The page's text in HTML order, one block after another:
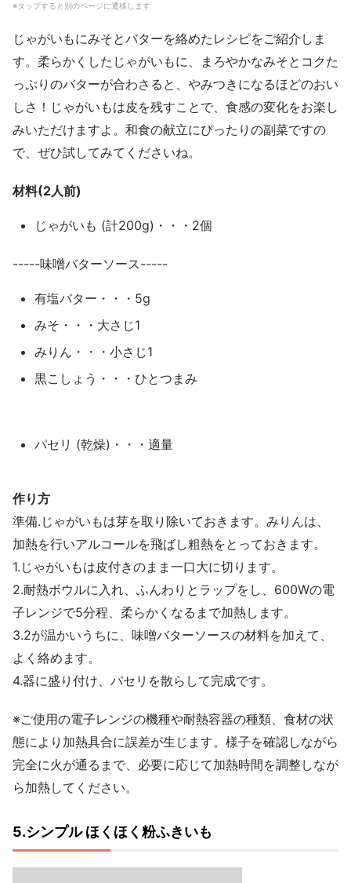
※タップすると別のページに遷移します
じゃがいもにみそとバターを絡めたレシピをご紹介しま
す。柔らかくしたじゃがいもに、まろやかなみそとコクた
っぷりのバターが合わさると、やみつきになるほどのおい
しさ！じゃがいもは皮を残すことで、食感の変化をお楽し
みいただけますよ。和食の献立にぴったりの副菜ですの
で、ぜひ試してみてくださいね。
材料(2人前)
じゃがいも (計200g)・・・2個
-----味噌バターソース-----
有塩バター・・・5g
みそ・・・大さじ1
みりん・・・小さじ1
黒こしょう・・・ひとつまみ
パセリ (乾燥)・・・適量
作り方
準備.じゃがいもは芽を取り除いておきます。みりんは、
加熱を行いアルコールを飛ばし粗熱をとっておきます。
1.じゃがいもは皮付きのまま一口大に切ります。
2.耐熱ボウルに入れ、ふんわりとラップをし、600Wの電
子レンジで5分程、柔らかくなるまで加熱します。
3.2が温かいうちに、味噌バターソースの材料を加えて、
よく絡めます。
4.器に盛り付け、パセリを散らして完成です。
※ご使用の電子レンジの機種や耐熱容器の種類、食材の状
態により加熱具合に誤差が生じます。様子を確認しながら
完全に火が通るまで、必要に応じて加熱時間を調整しなが
ら加熱してください。
5.シンプル ほくほく粉ふきいも